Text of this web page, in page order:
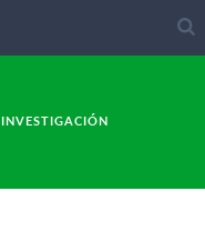
INVESTIGACIÓN